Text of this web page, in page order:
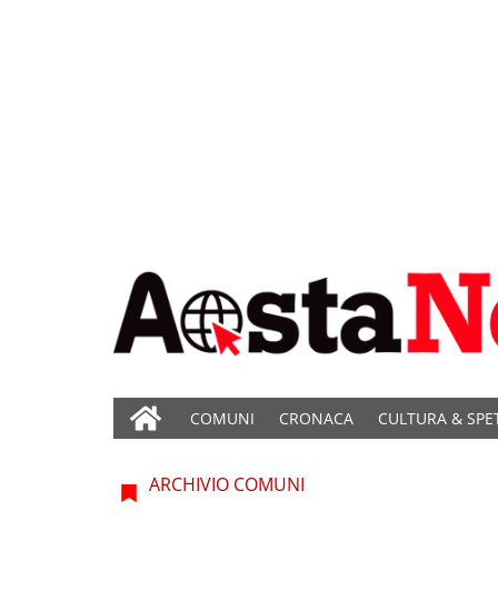
COMUNI CRONACA CULTURA &
ARCHIVIO COMUNI